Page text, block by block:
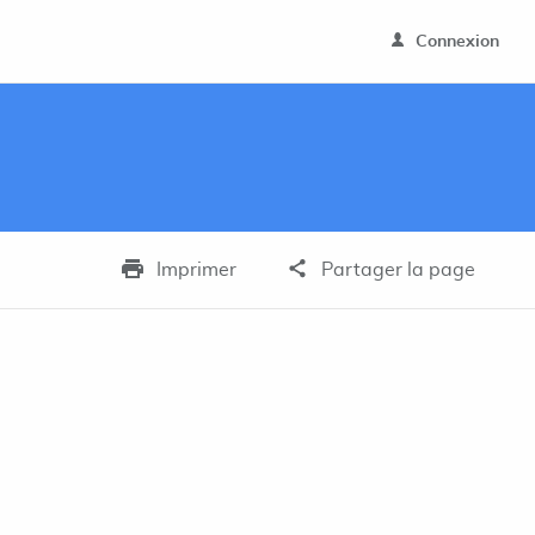
Connexion
Imprimer Partager la page